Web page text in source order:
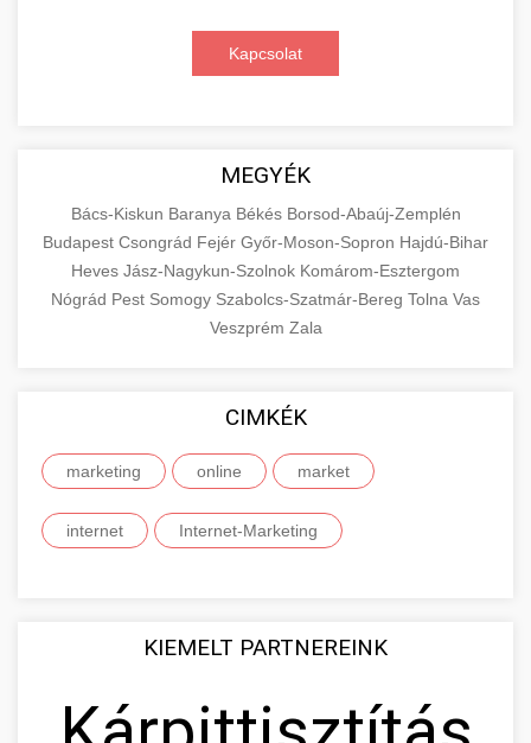
Kapcsolat
MEGYÉK
Bács-Kiskun Baranya Békés Borsod-Abaúj-Zemplén
Budapest Csongrád Fejér Győr-Moson-Sopron Hajdú-Bihar
Heves Jász-Nagykun-Szolnok Komárom-Esztergom
Nógrád Pest Somogy Szabolcs-Szatmár-Bereg Tolna Vas
Veszprém Zala
CIMKÉK
marketing online market
internet Internet-Marketing
KIEMELT PARTNEREINK